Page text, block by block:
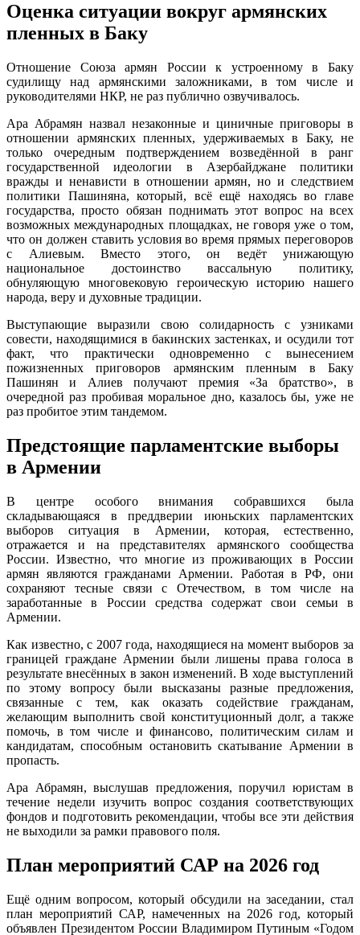
Оценка ситуации вокруг армянских
пленных в Баку
Отношение Союза армян России к устроенному в Баку
судилищу над армянскими заложниками, в том числе и
руководителями НКР, не раз публично озвучивалось.
Ара Абрамян назвал незаконные и циничные приговоры в
отношении армянских пленных, удерживаемых в Баку, не
только очередным подтверждением возведённой в ранг
государственной идеологии в Азербайджане политики
вражды и ненависти в отношении армян, но и следствием
политики Пашиняна, который, всё ещё находясь во главе
государства, просто обязан поднимать этот вопрос на всех
возможных международных площадках, не говоря уже о том,
что он должен ставить условия во время прямых переговоров
с Алиевым. Вместо этого, он ведёт унижающую
национальное достоинство вассальную политику,
обнуляющую многовековую героическую историю нашего
народа, веру и духовные традиции.
Выступающие выразили свою солидарность с узниками
совести, находящимися в бакинских застенках, и осудили тот
факт, что практически одновременно с вынесением
пожизненных приговоров армянским пленным в Баку
Пашинян и Алиев получают премия «За братство», в
очередной раз пробивая моральное дно, казалось бы, уже не
раз пробитое этим тандемом.
Предстоящие парламентские выборы
в Армении
В центре особого внимания собравшихся была
складывающаяся в преддверии июньских парламентских
выборов ситуация в Армении, которая, естественно,
отражается и на представителях армянского сообщества
России. Известно, что многие из проживающих в России
армян являются гражданами Армении. Работая в РФ, они
сохраняют тесные связи с Отечеством, в том числе на
заработанные в России средства содержат свои семьи в
Армении.
Как известно, с 2007 года, находящиеся на момент выборов за
границей граждане Армении были лишены права голоса в
результате внесённых в закон изменений. В ходе выступлений
по этому вопросу были высказаны разные предложения,
связанные с тем, как оказать содействие гражданам,
желающим выполнить свой конституционный долг, а также
помочь, в том числе и финансово, политическим силам и
кандидатам, способным остановить скатывание Армении в
пропасть.
Ара Абрамян, выслушав предложения, поручил юристам в
течение недели изучить вопрос создания соответствующих
фондов и подготовить рекомендации, чтобы все эти действия
не выходили за рамки правового поля.
План мероприятий САР на 2026 год
Ещё одним вопросом, который обсудили на заседании, стал
план мероприятий САР, намеченных на 2026 год, который
объявлен Президентом России Владимиром Путиным «Годом